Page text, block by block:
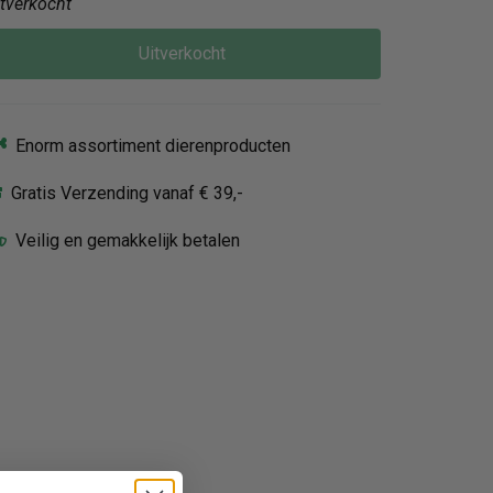
Uitverkocht
Enorm assortiment dierenproducten
Gratis Verzending vanaf € 39,-
Veilig en gemakkelijk betalen